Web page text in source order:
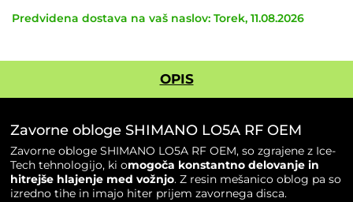
Predvidena dostava na vaš naslov: Torek, 11.08.2026
OPIS
Zavorne obloge SHIMANO LO5A RF OEM
Zavorne obloge SHIMANO LO5A RF OEM, so zgrajene z Ice-
Tech tehnologijo, ki omogoča konstantno delovanje in
hitrejše hlajenje med vožnjo. Z resin mešanico oblog pa so
izredno tihe in imajo hiter prijem zavornega disca.